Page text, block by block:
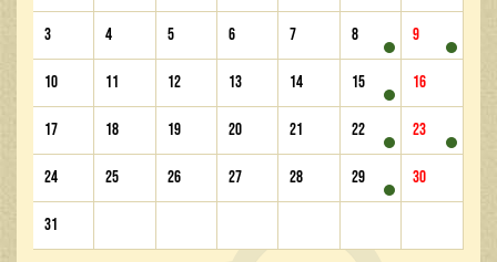
3 4 5 6 7 8 9
10 11 12 13 14 15 16
17 18 19 20 21 22 23
24 25 26 27 28 29 30
31